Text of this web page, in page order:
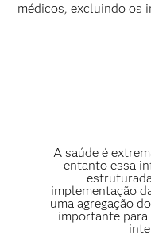
médicos, excluindo os
A saúde é
entanto essa
implementação
uma agregação
importante